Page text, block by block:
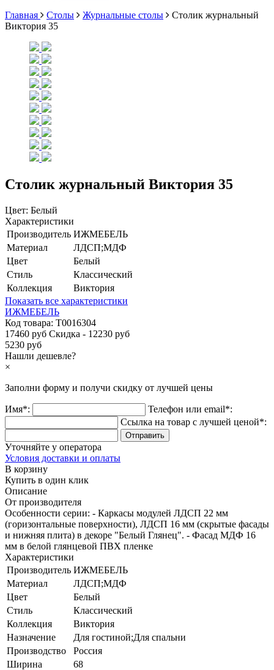
Главная
Столы Журнальные столы
Столик журнальный
Виктория 35
Столик журнальный Виктория 35
Цвет: Белый
Характеристики
Производитель ИЖМЕБЕЛЬ
Материал
ЛДСП;МДФ
Цвет
Белый
Стиль
Классический
Коллекция
Виктория
Показать все характеристики
ИЖМЕБЕЛЬ
Код товара: Т0016304
17460 руб Скидка - 12230 руб
5230 руб
Нашли дешевле?
×
Заполни форму и получи скидку от лучшей цены
Имя*:
Телефон или email*:
Ссылка на товар с лучшей ценой*:
Уточняйте у оператора
Условия доставки и оплаты
В корзину
Купить в один клик
Описание
От производителя
Особенности серии: - Каркасы модулей ЛДСП 22 мм
(горизонтальные поверхности), ЛДСП 16 мм (скрытые фасады
и нижняя плита) в декоре "Белый Глянец". - Фасад МДФ 16
мм в белой глянцевой ПВХ пленке
Характеристики
Производитель ИЖМЕБЕЛЬ
Материал
ЛДСП;МДФ
Цвет
Белый
Стиль
Классический
Коллекция
Виктория
Назначение
Для гостиной;Для спальни
Производство
Россия
Ширина
68